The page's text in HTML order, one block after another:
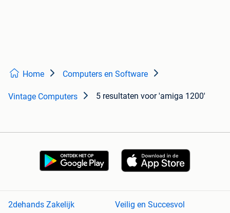
Home Computers en Software
Vintage Computers 5 resultaten voor 'amiga 1200'
2dehands Zakelijk Veilig en Succesvol